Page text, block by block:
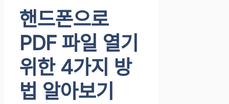
핸드폰으로
PDF 파일 열기
위한 4가지 방
법 알아보기